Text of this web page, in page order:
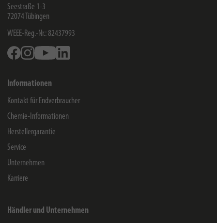
Seestraße 1-3
72074 Tübingen
WEEE-Reg.-Nr.: 82437993
FacebookInstagramYoutube
Informationen
Kontakt für Endverbraucher
Chemie-Informationen
Herstellergarantie
Service
Unternehmen
Karriere
Händler und Unternehmen